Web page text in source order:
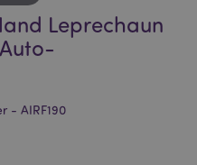
Leprechaun
- AIRF190